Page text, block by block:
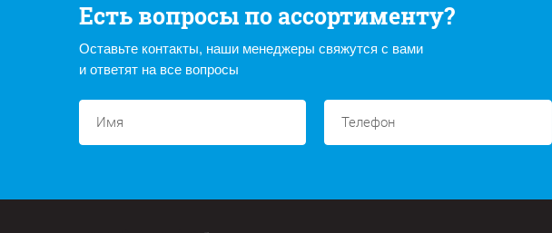
Есть вопросы по ассортименту?
Оставьте контакты, наши менеджеры свяжутся с вами
и ответят на все вопросы